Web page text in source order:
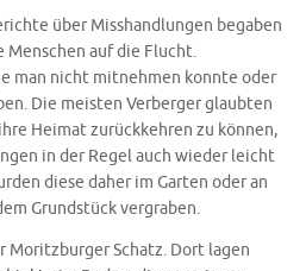
über Misshandlungen begaben
auf die Flucht.
man nicht mitnehmen konnte oder
Die meisten Verberger glaubten
Heimat zurückkehren zu können,
in der Regel auch wieder leicht
diese daher im Garten oder an
Grundstück vergraben.
Moritzburger Schatz. Dort lagen